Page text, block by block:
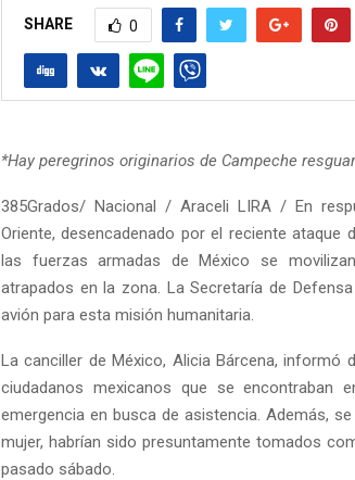
SHARE 0
*Hay peregrinos originarios de Campeche
385Grados/ Nacional / Araceli LIRA / En
Oriente, desencadenado por el reciente
las fuerzas armadas de México se
atrapados en la zona. La Secretaría de
avión para esta misión humanitaria.
La canciller de México, Alicia Bárcena, informó
ciudadanos mexicanos que se
emergencia en busca de asistencia. Además,
mujer, habrían sido presuntamente tomados
pasado sábado.